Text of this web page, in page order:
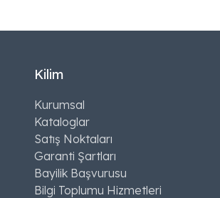
Kilim
Kurumsal
Kataloglar
Satış Noktaları
Garanti Şartları
Bayilik Başvurusu
Bilgi Toplumu Hizmetleri